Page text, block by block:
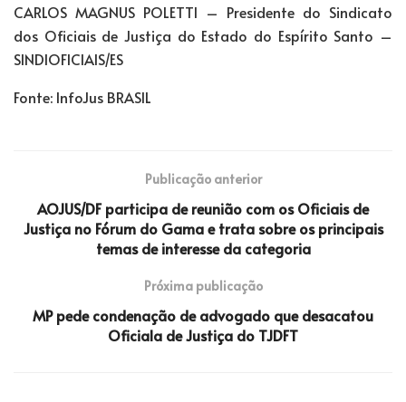
CARLOS MAGNUS POLETTI – Presidente do Sindicato
dos Oficiais de Justiça do Estado do Espírito Santo –
SINDIOFICIAIS/ES
Fonte: InfoJus BRASIL
Publicação anterior
AOJUS/DF participa de reunião com os Oficiais de
Justiça no Fórum do Gama e trata sobre os principais
temas de interesse da categoria
Próxima publicação
MP pede condenação de advogado que desacatou
Oficiala de Justiça do TJDFT